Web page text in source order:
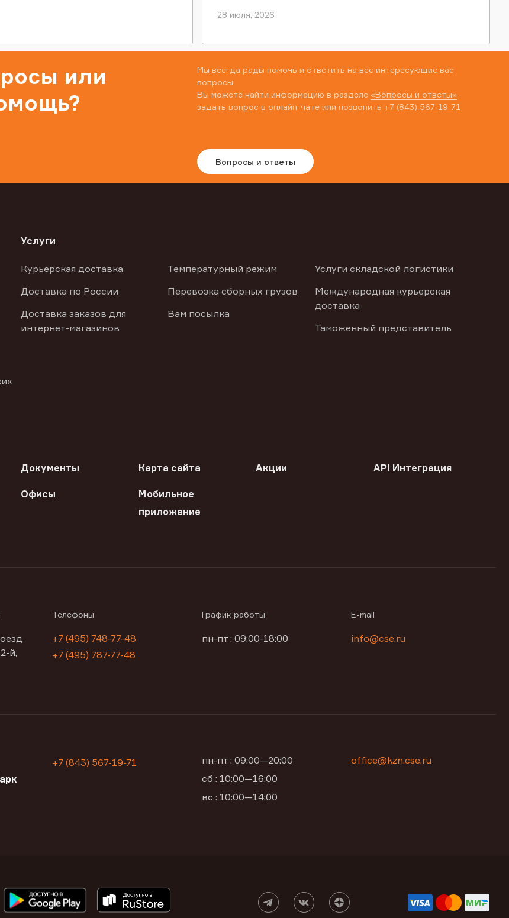
28 июля, 2026
или
Мы всегда рады помочь и ответить на все интересующие вас
вопросы.
Вы можете найти информацию в разделе «Вопросы и ответы»
задать вопрос в онлайн-чате или позвонить +7 (843) 567-19-71
Вопросы и ответы
Услуги
Курьерская доставка
Доставка по России
Доставка заказов для
интернет-магазинов
Температурный режим
Перевозка сборных грузов
Вам посылка
Услуги складской логистики
Международная курьерская
доставка
Таможенный представитель
Документы Карта сайта Акции API Интеграция
Офисы
Мобильное
приложение
й,
Телефоны
+7 (495) 748-77-48
+7 (495) 787-77-48
График работы
пн-пт : 09:00-18:00
E-mail
info@cse.ru
+7 (843) 567-19-71
пн-пт : 09:00—20:00
сб : 10:00—16:00
вс : 10:00—14:00
office@kzn.cse.ru